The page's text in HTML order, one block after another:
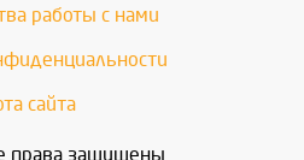
работы с нами
сайта
права защищены